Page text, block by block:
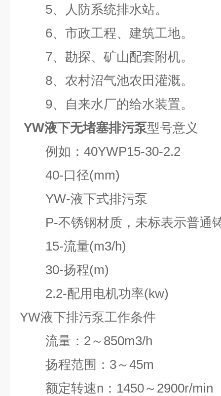
5、人防系统排水站。
6、市政工程、建筑工地。
7、勘探、矿山配套附机。
8、农村沼气池农田灌溉。
9、自来水厂的给水装置。
YW液下无堵塞排污泵型号意义
例如：40YWP15-30-2.2
40-口径(mm)
YW-液下式排污泵
P-不锈钢材质，未标表示普通
15-流量(m3/h)
30-扬程(m)
2.2-配用电机功率(kw)
YW液下排污泵工作条件
流量：2～850m3/h
扬程范围：3～45m
额定转速n：1450～2900r/min